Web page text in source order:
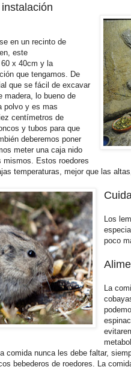
en un recinto de
este
x 40cm y la
que tengamos. De
que se fácil de excavar
madera, lo bueno de
polvo y es mas
centímetros de
y tubos para que
deberemos poner
meter una caja nido
mismos. Estos roedores
temperaturas, mejor que las
Los
poco
La
comida nunca les debe faltar,
bebederos de roedores. La